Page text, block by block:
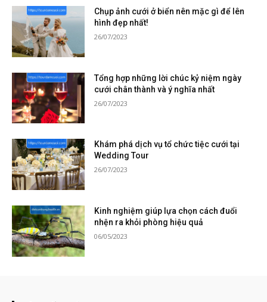
Chụp ảnh cưới ở biển nên mặc gì để lên
hình đẹp nhất!
26/07/2023
Tổng hợp những lời chúc kỷ niệm ngày
cưới chân thành và ý nghĩa nhất
26/07/2023
Khám phá dịch vụ tổ chức tiệc cưới tại
Wedding Tour
26/07/2023
Kinh nghiệm giúp lựa chọn cách đuổi
nhện ra khỏi phòng hiệu quả
06/05/2023